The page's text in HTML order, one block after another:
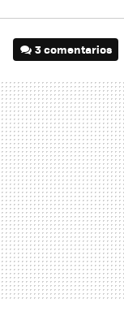
3 comentarios